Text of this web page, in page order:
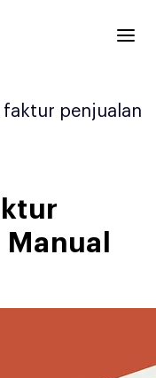
penjualan